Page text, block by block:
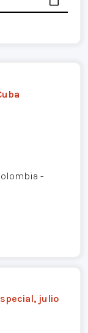
-
julio